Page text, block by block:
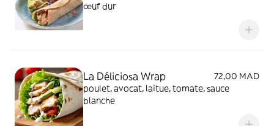
œuf dur
La Déliciosa Wrap
72,00 MAD
poulet, avocat, laitue, tomate, sauce
blanche